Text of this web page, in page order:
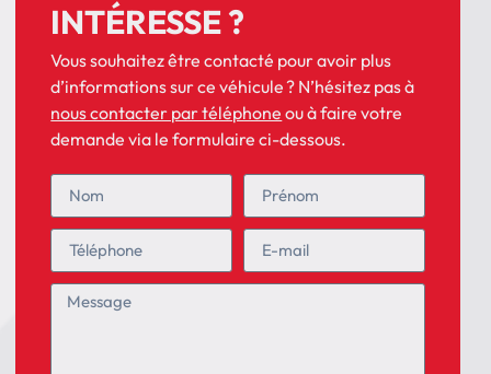
INTÉRESSE ?
Vous souhaitez être contacté pour avoir plus
d’informations sur ce véhicule ? N’hésitez pas à
nous contacter par téléphone ou à faire votre
demande via le formulaire ci-dessous.